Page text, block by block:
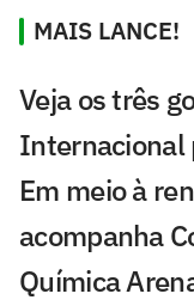
MAIS LANCE!
Veja os três
Internacional
Em meio à
acompanha
Química